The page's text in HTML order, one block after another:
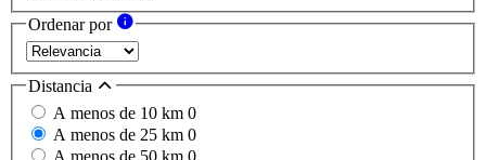
Ordenar por
Distancia
A menos de 10 km 0
A menos de 25 km 0
A menos de 50 km 0